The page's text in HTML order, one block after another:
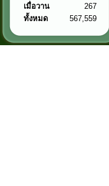
เมื่อวาน
267
ทั้งหมด
567,559